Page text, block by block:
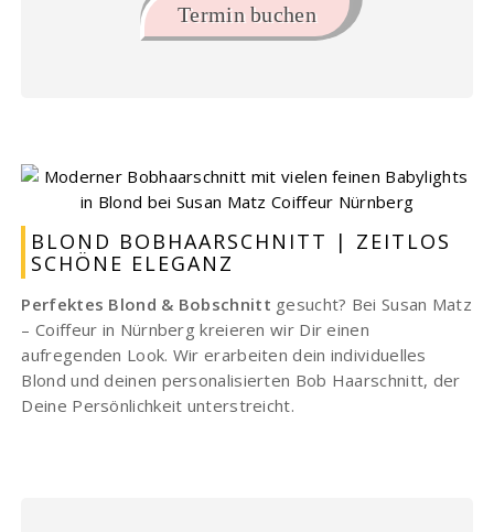
Termin buchen
BLOND BOBHAARSCHNITT | ZEITLOS
SCHÖNE ELEGANZ
Perfektes Blond & Bobschnitt gesucht? Bei Susan Matz
– Coiffeur in Nürnberg kreieren wir Dir einen
aufregenden Look. Wir erarbeiten dein individuelles
Blond und deinen personalisierten Bob Haarschnitt, der
Deine Persönlichkeit unterstreicht.